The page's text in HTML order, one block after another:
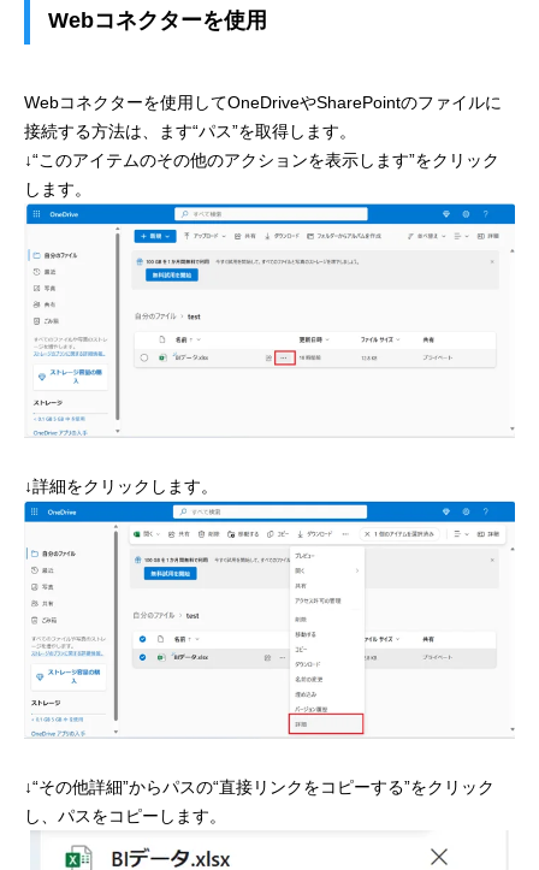
Webコネクターを使用
Webコネクターを使用してOneDriveやSharePointのファイルに
接続する方法は、ます“パス”を取得します。
↓“このアイテムのその他のアクションを表示します”をクリック
します。
↓詳細をクリックします。
↓“その他詳細”からパスの“直接リンクをコピーする”をクリック
し、パスをコピーします。